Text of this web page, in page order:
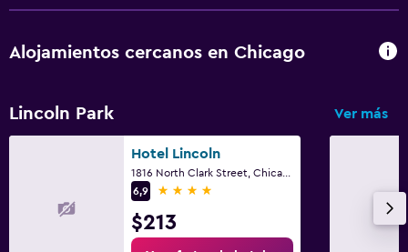
Alojamientos cercanos en Chicago
Lincoln Park Ver más
Hotel Lincoln
6,9
4 estrellas
$213